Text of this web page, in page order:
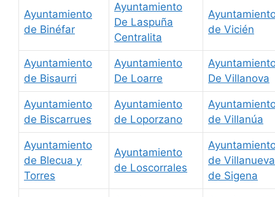
Ayuntamiento
de Binéfar
Ayuntamiento
De Laspuña
Centralita
de Vicién
Ayuntamiento
de Bisaurri
Ayuntamiento
De Loarre
De Villanova
Ayuntamiento
de Biscarrues
Ayuntamiento
de Loporzano
de Villanúa
Ayuntamiento
de Blecua y
Torres
Ayuntamiento
de Loscorrales
de Villanueva
de Sigena